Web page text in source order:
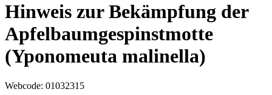
Hinweis zur Bekämpfung der
Apfelbaumgespinstmotte
(Yponomeuta malinella)
Webcode: 01032315